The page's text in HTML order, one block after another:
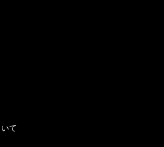
て